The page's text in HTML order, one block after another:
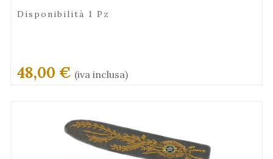
Disponibilità 1 Pz
48,00 € (iva inclusa)